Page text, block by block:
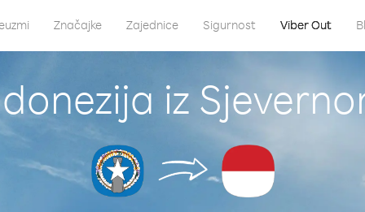
Značajke Zajednice Sigurnost Viber Out
iz